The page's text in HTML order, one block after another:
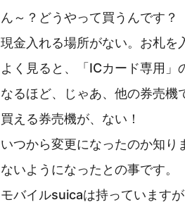
ん～？どうやって買うんです？
現金入れる場所がない。お札を
よく見ると、「ICカード専用」
なるほど、じゃあ、他の券売
買える券売機が、ない！
いつから変更になったのか知り
ないようになったとの事です。
モバイルsuicaは持っています